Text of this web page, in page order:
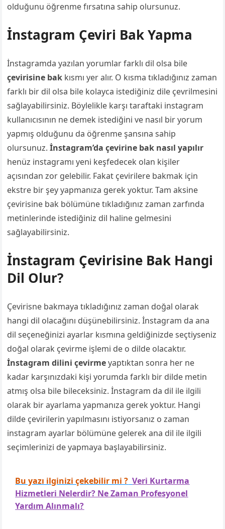
olduğunu öğrenme fırsatına sahip olursunuz.
İnstagram Çeviri Bak Yapma
İnstagramda yazılan yorumlar farklı dil olsa bile
çevirisine bak kısmı yer alır. O kısma tıkladığınız zaman
farklı bir dil olsa bile kolayca istediğiniz dile çevrilmesini
sağlayabilirsiniz. Böylelikle karşı taraftaki instagram
kullanıcısının ne demek istediğini ve nasıl bir yorum
yapmış olduğunu da öğrenme şansına sahip
olursunuz.İnstagram’da çevirine bak nasıl yapılır
henüz instagramı yeni keşfedecek olan kişiler
açısından zor gelebilir. Fakat çevirilere bakmak için
ekstre bir şey yapmanıza gerek yoktur. Tam aksine
çevirisine bak bölümüne tıkladığınız zaman zarfında
metinlerinde istediğiniz dil haline gelmesini
sağlayabilirsiniz.
İnstagram Çevirisine Bak Hangi
Dil Olur?
Çevirisne bakmaya tıkladığınız zaman doğal olarak
hangi dil olacağını düşünebilirsiniz. İnstagram da ana
dil seçeneğinizi ayarlar kısmına geldiğinizde seçtiyseniz
doğal olarak çevirme işlemi de o dilde olacaktır.
İnstagram dilini çevirmeyaptıktan sonra her ne
kadar karşınızdaki kişi yorumda farklı bir dilde metin
atmış olsa bile bileceksiniz. İnstagram da dil ile ilgili
olarak bir ayarlama yapmanıza gerek yoktur. Hangi
dilde çevirilerin yapılmasını istiyorsanız o zaman
instagram ayarlar bölümüne gelerek ana dil ile ilgili
seçimlerinizi de yapmaya başlayabilirsiniz.
Bu yazı ilginizi çekebilir mi ? Veri Kurtarma
Hizmetleri Nelerdir? Ne Zaman Profesyonel
Yardım Alınmalı?